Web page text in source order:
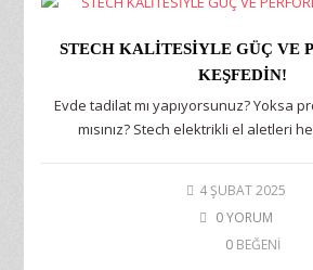
STECH KALİTESİYLE GÜÇ VE
KEŞFEDİN!
Evde tadilat mı yapıyorsunuz? Yoksa
mısınız? Stech elektrikli el aletleri
4 ŞUBAT 2025
0 YORUM
0BEĞENİ